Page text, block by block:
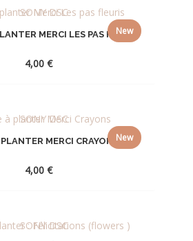
MERCI LES PAS FL...
4,00 €
New
LA
MERCI CRAYONS
4,00 €
New